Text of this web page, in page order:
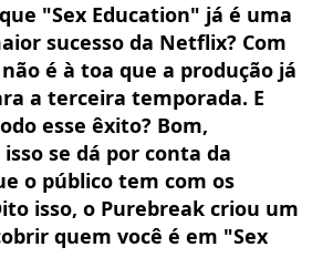
"Sex Education" já é uma
sucesso da Netflix? Com
é à toa que a produção já
a terceira temporada. E
esse êxito? Bom,
se dá por conta da
o público tem com os
isso, o Purebreak criou um
quem você é em "Sex